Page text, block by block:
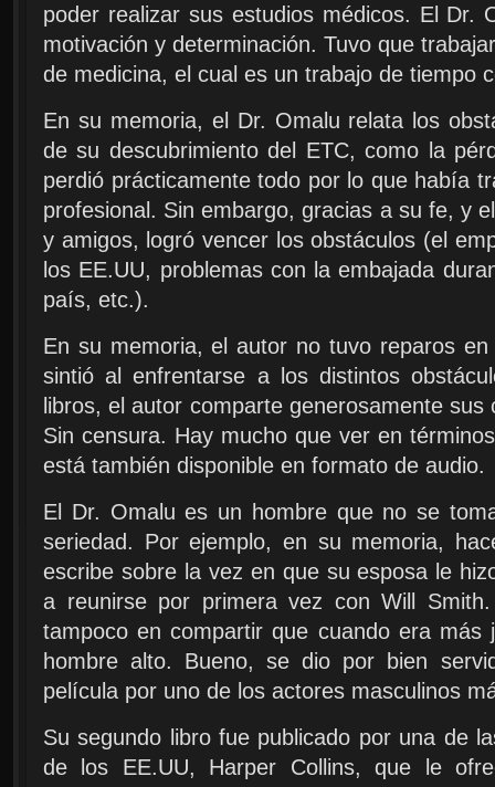
poder realizar sus estudios médicos. El Dr.
motivación y determinación. Tuvo que
de medicina, el cual es un trabajo de tiempo
En su memoria, el Dr. Omalu relata los
de su descubrimiento del ETC, como la
perdió prácticamente todo por lo que había
profesional. Sin embargo, gracias a su fe, y
y amigos, logró vencer los obstáculos (el
los EE.UU, problemas con la embajada
país, etc.).
En su memoria, el autor no tuvo reparos
sintió al enfrentarse a los distintos
libros, el autor comparte generosamente sus
Sin censura. Hay mucho que ver en
está también disponible en formato de audio.
El Dr. Omalu es un hombre que no se
seriedad. Por ejemplo, en su memoria,
escribe sobre la vez en que su esposa le
a reunirse por primera vez con Will
tampoco en compartir que cuando era
hombre alto. Bueno, se dio por bien
película por uno de los actores masculinos
Su segundo libro fue publicado por una de
de los EE.UU, Harper Collins, que le